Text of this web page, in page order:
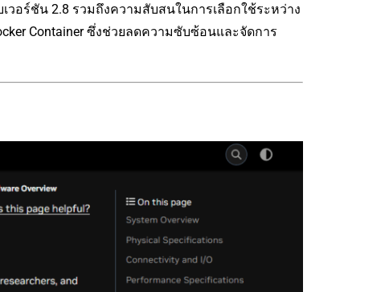
วอร์ชัน 2.8 รวมถึงความสับสนในการเลือกใช้ระหว่าง
Container ซึ่งช่วยลดความซับซ้อนและจัดการ